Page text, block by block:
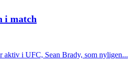
i match
aktiv i UFC, Sean Brady, som nyligen...